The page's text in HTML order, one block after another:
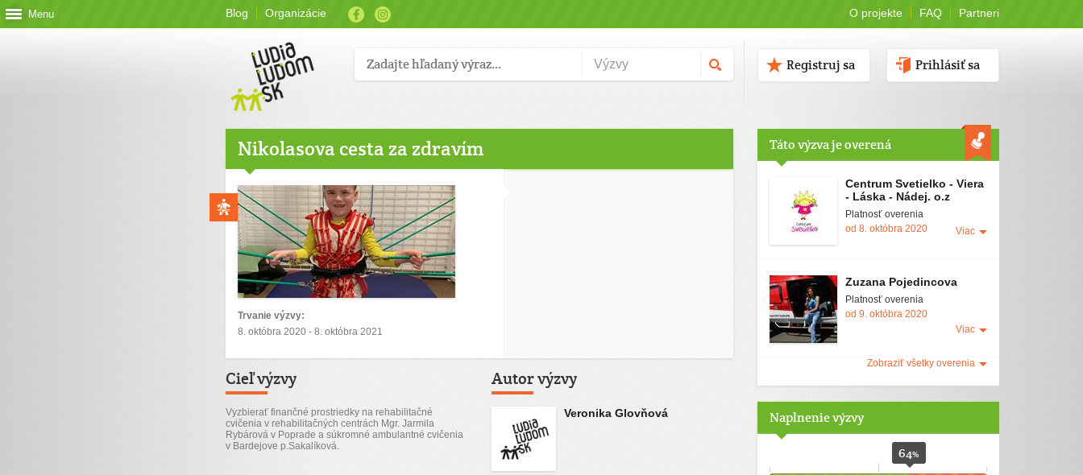
Menu Blog Organizácie O projekte FAQ Partneri
Prihlásiť sa
Registruj sa
Nikolasova cesta za zdravím
Trvanie výzvy:
8. októbra 2020 - 8. októbra 2021
Cieľ výzvy
Vyzbierať finančné prostriedky na rehabilitačné
cvičenia v rehabilitačných centrách Mgr. Jarmila
Rybárová v Poprade a súkromné ambulantné cvičenia
v Bardejove p.Sakalíková.
Autor výzvy
Veronika Glovňová
Táto výzva je overená
Centrum Svetielko - Viera
- Láska - Nádej. o.z
Platnosť overenia
od 8. októbra 2020
Viac
Zuzana Pojedincova
Platnosť overenia
od 9. októbra 2020
Viac
Zobraziť všetky overenia
Naplnenie výzvy
64%